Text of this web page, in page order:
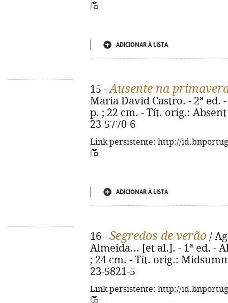
ADICIONAR À LISTA
15 -Ausente na
Maria David Castro. - 2ª ed.
p. ; 22 cm. - Tít. orig.:
23-5770-6
Link persistente: http://
ADICIONAR À LISTA
16 - Segredos de verão /
Almeida... [et al.]. - 1ª ed. -
; 24 cm. - Tít. orig.:
23-5821-5
Link persistente: http://